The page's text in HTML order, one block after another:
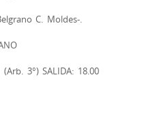
C. Moldes-.
(Arb. 3°) SALIDA: 18.00